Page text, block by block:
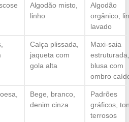
Algodão misto,
linho
Algodão
orgânico,
lavado
Calça plissada,
jaqueta com
gola alta
Maxi-saia
estruturada,
blusa com
ombro
Bege, branco,
denim cinza
Padrões
gráficos,
terrosos